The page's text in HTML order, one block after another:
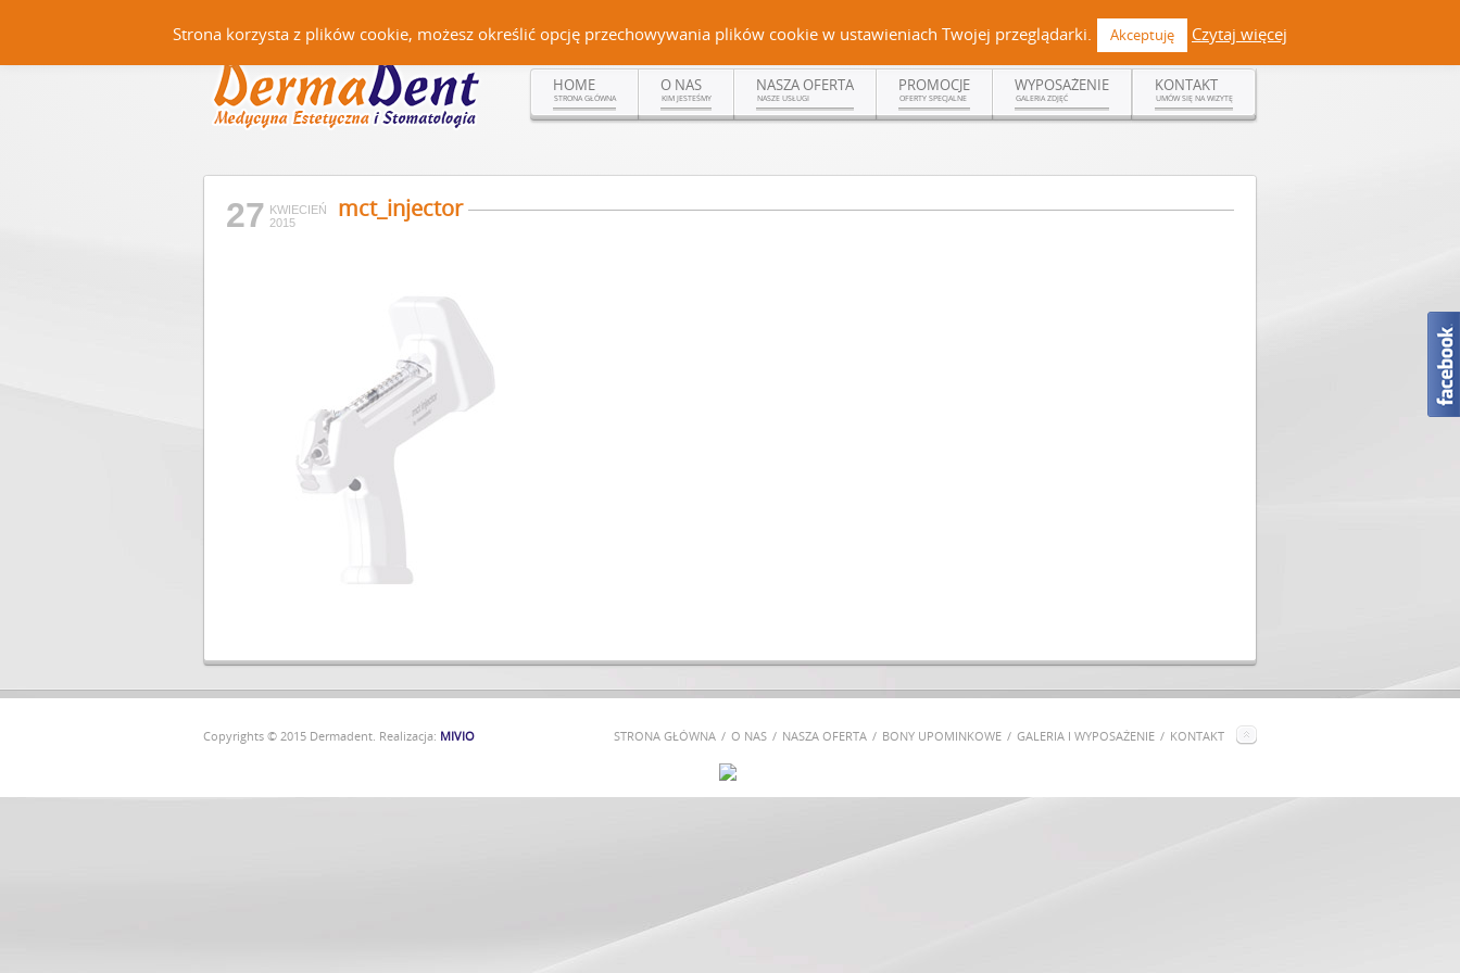
Czerteż 161, 38-500 Sanok | tel. (13) 464 99 92 | kom. +48 502 315 048 | kom. +48 519 108 720 | kontakt@dermadent.pl |
HOME
STRONA GŁÓWNA
O NAS
KIM JESTEŚMY
NASZA OFERTA
NASZE USŁUGI
PROMOCJE
OFERTY SPECJALNE
WYPOSAŻENIE
GALERIA ZDJĘĆ
KONTAKT
UMÓW SIĘ NA WIZYTĘ
27 KWIECIEŃ
2015
mct_injector
STRONA GŁÓWNA O NAS NASZA OFERTA BONY UPOMINKOWE GALERIA I WYPOSAŻENIE KONTAKT
Copyrights © 2015 Dermadent. Realizacja: MIVIO
Strona korzysta z plików cookie, możesz określić opcję przechowywania plików cookie w ustawieniach Twojej przeglądarki. Akceptuję Czytaj więcej